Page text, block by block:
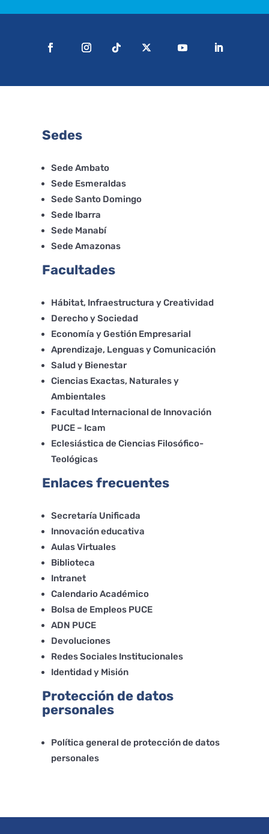
Sedes
Sede Ambato
Sede Esmeraldas
Sede Santo Domingo
Sede Ibarra
Sede Manabí
Sede Amazonas
Facultades
Hábitat, Infraestructura y Creatividad
Derecho y Sociedad
Economía y Gestión Empresarial
Aprendizaje, Lenguas y Comunicación
Salud y Bienestar
Ciencias Exactas, Naturales y
Ambientales
Facultad Internacional de Innovación
PUCE – Icam
Eclesiástica de Ciencias Filosófico-
Teológicas
Enlaces frecuentes
Secretaría Unificada
Innovación educativa
Aulas Virtuales
Biblioteca
Intranet
Calendario Académico
Bolsa de Empleos PUCE
ADN PUCE
Devoluciones
Redes Sociales Institucionales
Identidad y Misión
Protección de datos
personales
Política general de protección de datos
personales